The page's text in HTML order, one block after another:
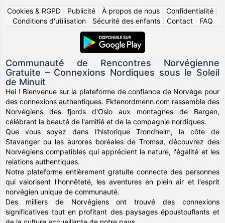
Cookies & RGPD
Publicité À propos de nous Confidentialité
Conditions d'utilisation| Sécurité des enfants| Contact| FAQ
Communauté de Rencontres Norvégienne
Gratuite – Connexions Nordiques sous le Soleil
de Minuit
Hei ! Bienvenue sur la plateforme de confiance de Norvège pour
des connexions authentiques. Ektenordmenn.com rassemble des
Norvégiens des fjords d'Oslo aux montagnes de Bergen,
célébrant la beauté de l'amitié et de la compagnie nordiques.
Que vous soyez dans l'historique Trondheim, la côte de
Stavanger ou les aurores boréales de Tromsø, découvrez des
Norvégiens compatibles qui apprécient la nature, l'égalité et les
relations authentiques.
Notre plateforme entièrement gratuite connecte des personnes
qui valorisent l'honnêteté, les aventures en plein air et l'esprit
norvégien unique de communauté.
Des milliers de Norvégiens ont trouvé des connexions
significatives tout en profitant des paysages époustouflants et